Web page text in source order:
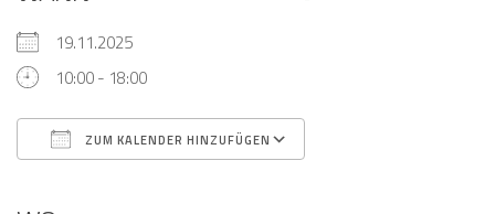
19.11.2025
10:00 - 18:00
ZUM KALENDER HINZUFÜGEN